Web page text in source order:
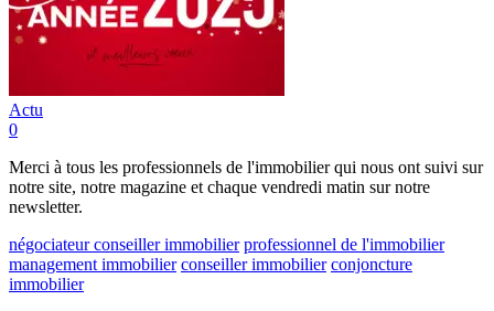
Actu
0
Merci à tous les professionnels de l'immobilier qui nous ont suivi sur
notre site, notre magazine et chaque vendredi matin sur notre
newsletter.
négociateur conseiller immobilier professionnel de l'immobilier
management immobilier conseiller immobilier conjoncture
immobilier